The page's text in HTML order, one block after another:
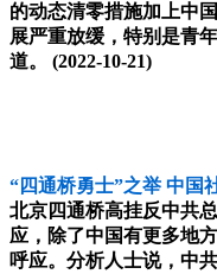
的动态清零措施加上中
展严重放缓，特别是青
道。 (2022-10-21)
“四通桥勇士”之举 中国
北京四通桥高挂反中共
应，除了中国有更多地
呼应。分析人士说，中